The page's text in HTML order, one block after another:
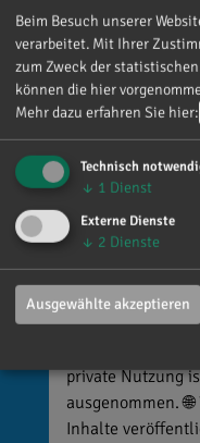
🚨 Neues EU-
sofort gelten
Kennzeichnung
Wichtig zu
veröffentlicht
kennzeichnet,
Millionen Euro.
werden? Unter
manipulierte
oder Ereignisse
Deepfakes). 👥
Vereine, Medien,
die
private Nutzung
ausgenommen.
Inhalte
Beim Besuch unserer
verarbeitet. Mit Ihrer
zum Zweck der
können die hier
Mehr dazu erfahren Sie hier:
Technisch
↓ 1 Dienst
Externe Dienste
↓ 2 Dienste
Ausgewählte akzeptieren